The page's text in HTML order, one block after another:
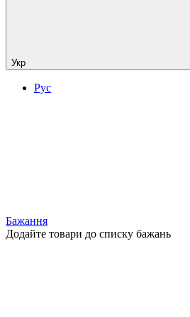
Укр
Рус
Бажання
Додайте товари до списку бажань